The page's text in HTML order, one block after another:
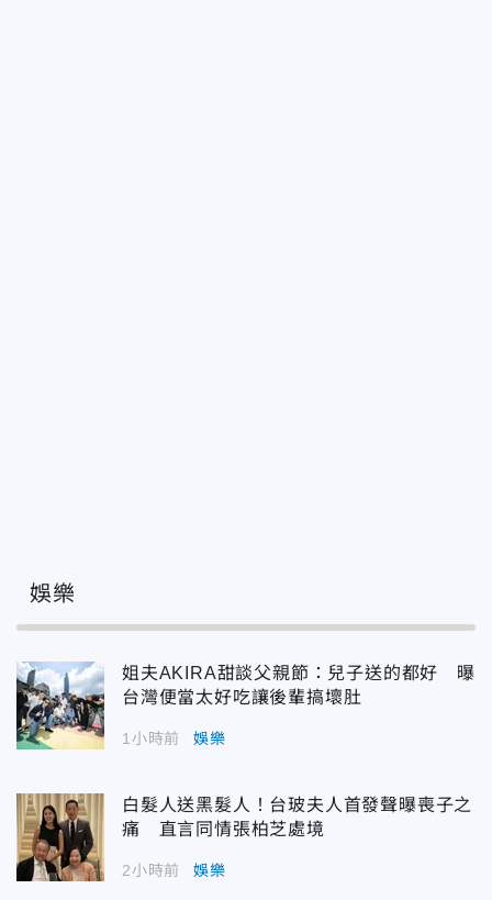
娛樂
姐夫AKIRA甜談父親節：兒子送的都好 曝
台灣便當太好吃讓後輩搞壞肚
1小時前 娛樂
白髮人送黑髮人！台玻夫人首發聲曝喪子之
痛 直言同情張柏芝處境
2小時前 娛樂